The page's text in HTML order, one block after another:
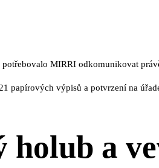
MIRRI odkomunikovat
papírových výpisů a potvrzení na
holub a